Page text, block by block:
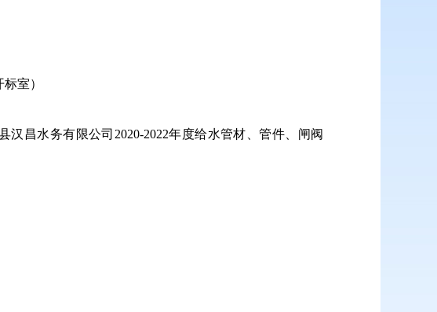
室）
昌水务有限公司2020-2022年度给水管材、管件、闸阀